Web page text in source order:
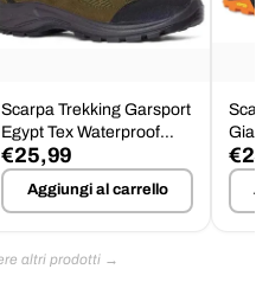
Scarpa Trekking Garsport
Egypt Tex Waterproof
Tg.46 - Offerta
€25,99
Aggiungi al carrello
Giau